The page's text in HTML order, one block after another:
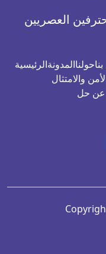
العصريين
الرئيسيةالمدونةحولنا
والامتثال